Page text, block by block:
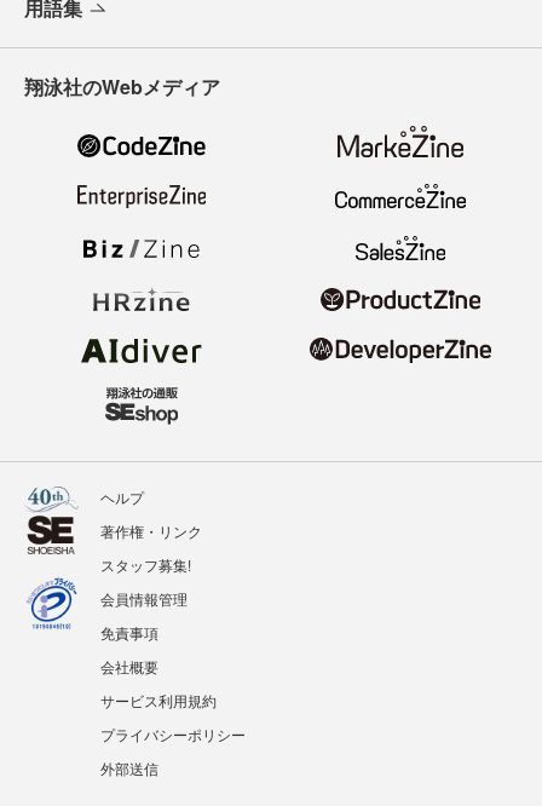
用語集
翔泳社のWebメディア
ヘルプ
著作権・リンク
スタッフ募集!
会員情報管理
免責事項
会社概要
サービス利用規約
プライバシーポリシー
外部送信